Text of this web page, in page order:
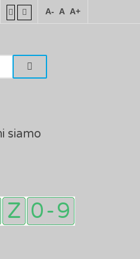
A- A A+
siamo